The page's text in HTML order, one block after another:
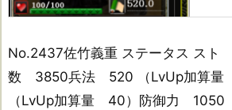
No.2437佐竹義重 ステータス ス
数 3850兵法 520 （LvUp加算
（LvUp加算量 40）防御力 1050